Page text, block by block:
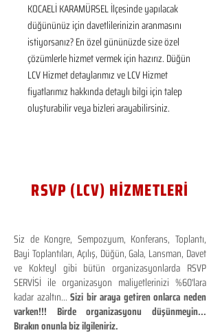
KOCAELİ KARAMÜRSEL İlçesinde yapılacak
düğününüz için davetlilerinizin aranmasını
istiyorsanız? En özel gününüzde size özel
çözümlerle hizmet vermek için hazırız. Düğün
LCV Hizmet detaylarımız ve LCV Hizmet
fiyatlarımız hakkında detaylı bilgi için talep
oluşturabilir veya bizleri arayabilirsiniz.
RSVP (LCV) HİZMETLERİ
Siz de Kongre, Sempozyum, Konferans, Toplantı,
Bayi Toplantıları, Açılış, Düğün, Gala, Lansman, Davet
ve Kokteyl gibi bütün organizasyonlarda RSVP
SERVİSİ ile organizasyon maliyetlerinizi %60'lara
kadar azaltın...Sizi bir araya getiren onlarca neden
varken!!! Birde organizasyonu düşünmeyin...
Bırakın onunla biz ilgileniriz.